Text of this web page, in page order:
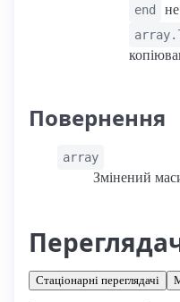
end
Повернення
array
Змінений
Стаціонарні переглядачі